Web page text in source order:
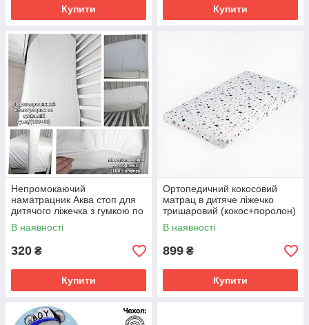
Купити Купити
Непромокаючий
наматрацник Аква стоп для
дитячого ліжечка з гумкою по
периметру 120*60 см
В наявності
320 ₴
Купити
Ортопедичний кокосовий
матрац в дитяче ліжечко
тришаровий (кокос+поролон)
120х60х7 см
В наявності
899 ₴
Купити